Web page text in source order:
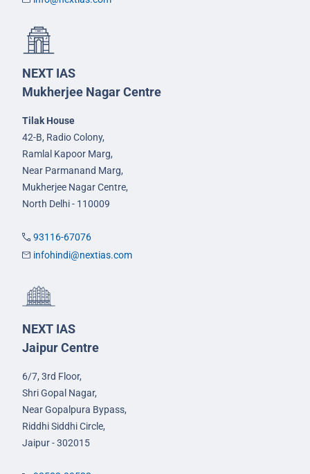
NEXT IAS
Mukherjee Nagar Centre
Tilak House
42-B, Radio Colony,
Ramlal Kapoor Marg,
Near Parmanand Marg,
Mukherjee Nagar Centre,
North Delhi - 110009
93116-67076
infohindi@nextias.com
NEXT IAS
Jaipur Centre
6/7, 3rd Floor,
Shri Gopal Nagar,
Near Gopalpura Bypass,
Riddhi Siddhi Circle,
Jaipur - 302015